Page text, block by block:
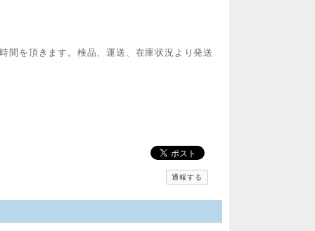
間を頂きます。検品、運送、在庫状況より発送
通報する